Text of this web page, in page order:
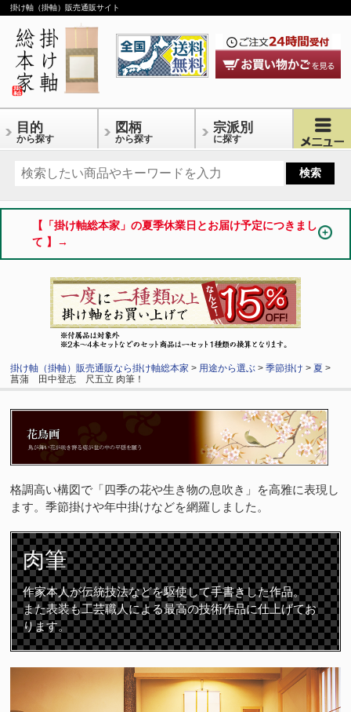
掛け軸（掛軸）販売通販サイト
目的
から探す
図柄
から探す
宗派別
に探す
【「掛け軸総本家」の夏季休業日とお届け予定につきまし
て 】→
掛け軸（掛軸）販売通販なら掛け軸総本家 > 用途から選ぶ >季節掛け >夏 >
菖蒲 田中登志 尺五立 肉筆！
格調高い構図で「四季の花や生き物の息吹き」を高雅に表現し
ます。季節掛けや年中掛けなどを網羅しました。
肉筆
作家本人が伝統技法などを駆使して手書きした作品。
また表装も工芸職人による最高の技術作品に仕上げてお
ります。